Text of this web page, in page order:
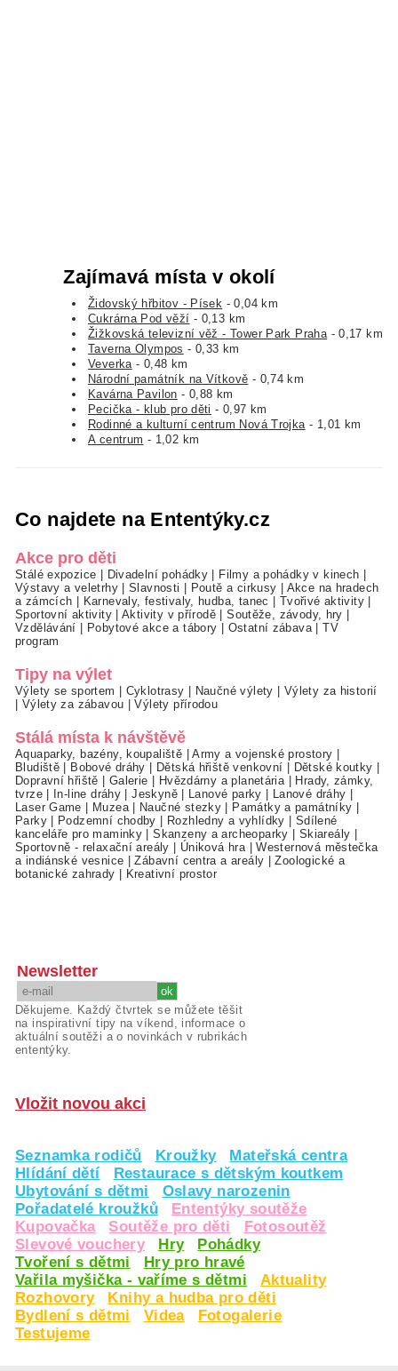
Zajímavá místa v okolí
Židovský hřbitov - Písek - 0,04 km
Cukrárna Pod věží - 0,13 km
Žižkovská televizní věž - Tower Park Praha- 0,17 km
Taverna Olympos - 0,33 km
Veverka- 0,48 km
Národní památník na Vítkově - 0,74 km
Kavárna Pavilon - 0,88 km
Pecička - klub pro děti - 0,97 km
Rodinné a kulturní centrum Nová Trojka- 1,01 km
A centrum - 1,02 km
Co najdete na Ententýky.cz
Akce pro děti
Stálé expozice Divadelní pohádky Filmy a pohádky v kinech
Výstavy a veletrhy|Slavnosti Poutě a cirkusy
Akce na hradech
a zámcích
Karnevaly, festivaly, hudba, tanec Tvořivé aktivity
Sportovní aktivity|Aktivity v přírodě |Soutěže, závody, hry
Vzdělávání
Pobytové akce a tábory Ostatní zábava|TV
program
Tipy na výlet
Výlety se sportem Cyklotrasy Naučné výlety
Výlety za historií
Výlety za zábavou |Výlety přírodou
Stálá místa k návštěvě
Aquaparky, bazény, koupaliště |Army a vojenské prostory
Bludiště
Bobové dráhy Dětská hřiště venkovní Dětské koutky
Dopravní hřiště
Galerie Hvězdárny a planetária|
Hrady, zámky,
tvrze| In-line dráhy |Jeskyně| Lanové parky Lanové dráhy
Laser Game
Muzea| Naučné stezky Památky a památníky
Parky| Podzemní chodby Rozhledny a vyhlídky
Sdílené
kanceláře pro maminky |Skanzeny a archeoparky Skiareály
Sportovně - relaxační areály
Úniková hra|Westernová městečka
a indiánské vesnice |Zábavní centra a areály |Zoologické a
botanické zahrady
Kreativní prostor
Newsletter
Děkujeme. Každý čtvrtek se můžete těšit
na inspirativní tipy na víkend, informace o
aktuální soutěži a o novinkách v rubrikách
ententýky.
Vložit novou akci
Seznamka rodičů Kroužky
Mateřská centra
Hlídání dětí
Restaurace s dětským koutkem
Ubytování s dětmi
Oslavy narozenin
Pořadatelé kroužků
Ententýky soutěže
Kupovačka
Soutěže pro děti
Fotosoutěž
Slevové vouchery
Hry
Pohádky
Tvoření s dětmi
Hry pro hravé
Vařila myšička - vaříme s dětmi
Aktuality
Rozhovory
Knihy a hudba pro děti
Bydlení s dětmi
Videa
Fotogalerie
Testujeme